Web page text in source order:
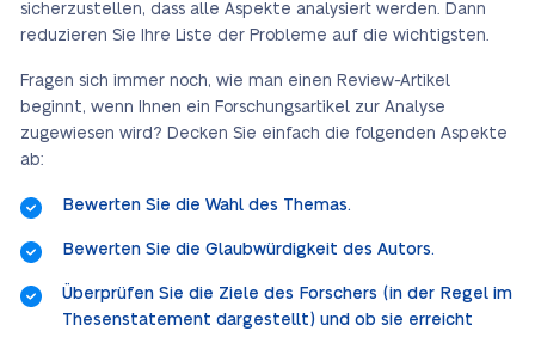
sicherzustellen, dass alle Aspekte analysiert werden. Dann
reduzieren Sie Ihre Liste der Probleme auf die wichtigsten.
Fragen sich immer noch, wie man einen Review-Artikel
beginnt, wenn Ihnen ein Forschungsartikel zur Analyse
zugewiesen wird? Decken Sie einfach die folgenden Aspekte
ab:
Bewerten Sie die Wahl des Themas.
Bewerten Sie die Glaubwürdigkeit des Autors.
Überprüfen Sie die Ziele des Forschers (in der Regel im
Thesenstatement dargestellt) und ob sie erreicht